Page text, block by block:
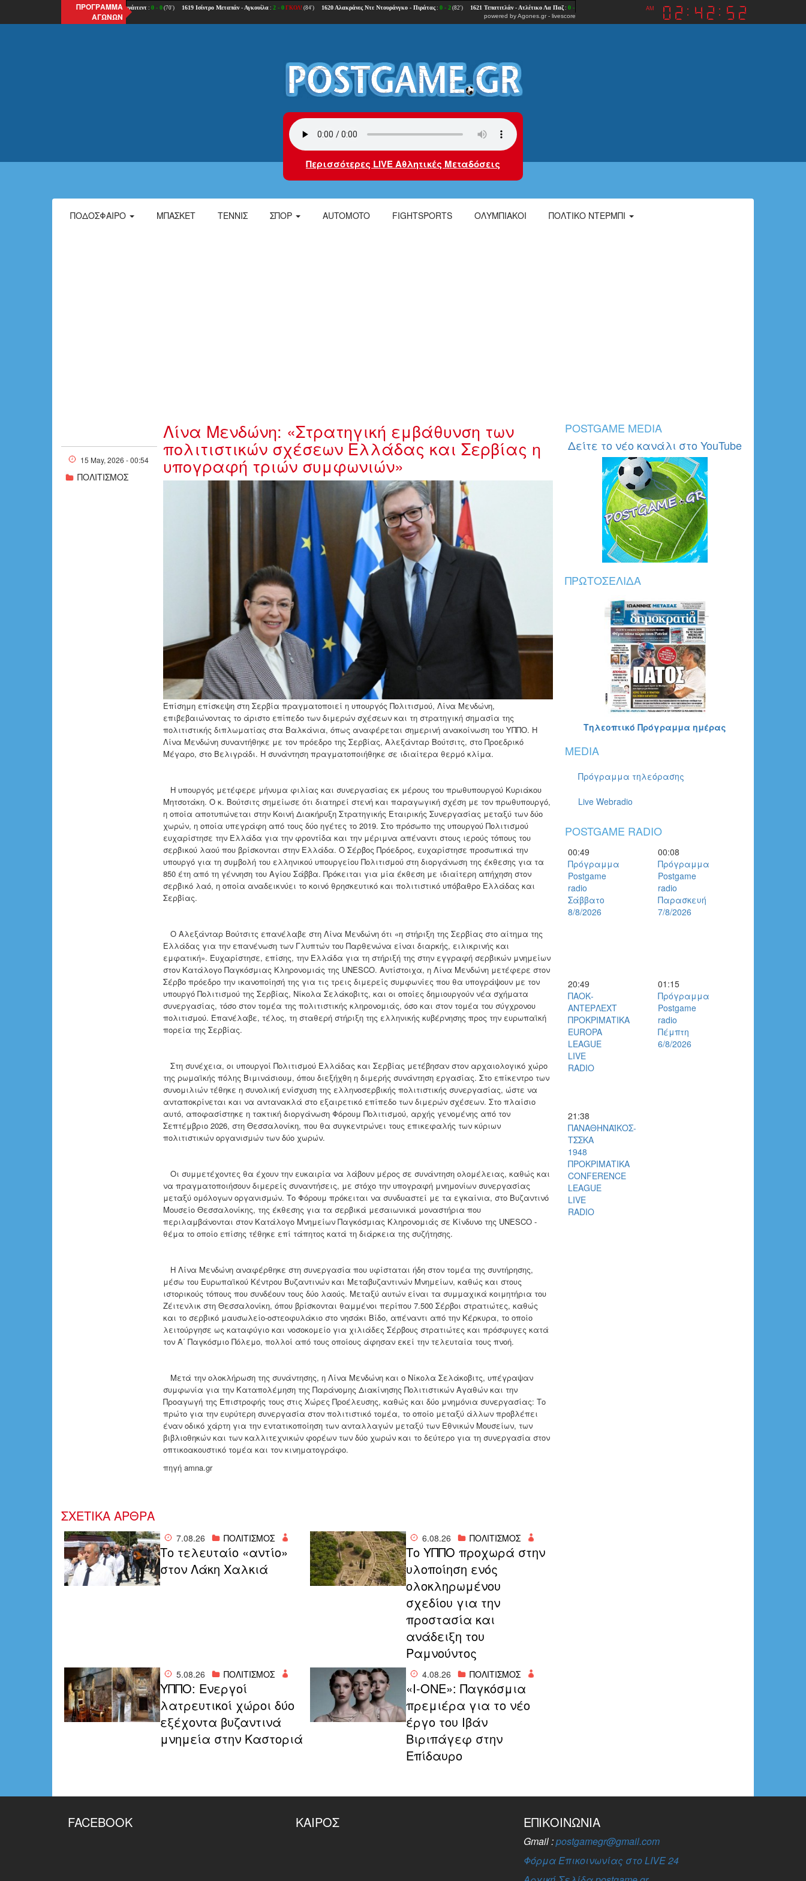
ΠΡΟΓΡΑΜΜΑ
ΑΓΩΝΩΝ
powered byAgones.gr- livescore
AM
Περισσότερες LIVE Αθλητικές Μεταδόσεις
ΠΟΔΌΣΦΑΙΡΟ ΜΠΆΣΚΕΤ ΤΈΝΝΙΣ ΣΠΟΡ AUTOMOTO FIGHTSPORTS ΟΛΥΜΠΙΑΚΟΙ ΠΟΛΤΙΚΌ ΝΤΈΡΜΠΙ
15 May, 2026 - 00:54
ΠΟΛΙΤΙΣΜΟΣ
Λίνα Μενδώνη: «Στρατηγική εμβάθυνση των
πολιτιστικών σχέσεων Ελλάδας και Σερβίας η
υπογραφή τριών συμφωνιών»
w14-195056.jpeg
Επίσημη επίσκεψη στη Σερβία πραγματοποιεί η υπουργός Πολιτισμού, Λίνα Μενδώνη,
επιβεβαιώνοντας το άριστο επίπεδο των διμερών σχέσεων και τη στρατηγική σημασία της
πολιτιστικής διπλωματίας στα Βαλκάνια, όπως αναφέρεται σημερινή ανακοίνωση του ΥΠΠΟ. Η
Λίνα Μενδώνη συναντήθηκε με τον πρόεδρο της Σερβίας, Αλεξάνταρ Βούτσιτς, στο Προεδρικό
Μέγαρο, στο Βελιγράδι. Η συνάντηση πραγματοποιήθηκε σε ιδιαίτερα θερμό κλίμα.
Η υπουργός μετέφερε μήνυμα φιλίας και συνεργασίας εκ μέρους του πρωθυπουργού Κυριάκου
Μητσοτάκη. Ο κ. Βούτσιτς σημείωσε ότι διατηρεί στενή και παραγωγική σχέση με τον πρωθυπουργό,
η οποία αποτυπώνεται στην Κοινή Διακήρυξη Στρατηγικής Εταιρικής Συνεργασίας μεταξύ των δύο
χωρών, η οποία υπεγράφη από τους δύο ηγέτες το 2019. Στο πρόσωπο της υπουργού Πολιτισμού
ευχαρίστησε την Ελλάδα για την φροντίδα και την μέριμνα απέναντι στους ιερούς τόπους του
σερβικού λαού που βρίσκονται στην Ελλάδα. Ο Σέρβος Πρόεδρος, ευχαρίστησε προσωπικά την
υπουργό για τη συμβολή του ελληνικού υπουργείου Πολιτισμού στη διοργάνωση της έκθεσης για τα
850 έτη από τη γέννηση του Αγίου Σάββα. Πρόκειται για μία έκθεση με ιδιαίτερη απήχηση στον
σερβικό λαό, η οποία αναδεικνύει το κοινό θρησκευτικό και πολιτιστικό υπόβαθρο Ελλάδας και
Σερβίας.
Ο Αλεξάνταρ Βούτσιτς επανέλαβε στη Λίνα Μενδώνη ότι «η στήριξη της Σερβίας στο αίτημα της
Ελλάδας για την επανένωση των Γλυπτών του Παρθενώνα είναι διαρκής, ειλικρινής και
εμφατική». Ευχαρίστησε, επίσης, την Ελλάδα για τη στήριξή της στην εγγραφή σερβικών μνημείων
στον Κατάλογο Παγκόσμιας Κληρονομιάς της UNESCO. Αντίστοιχα, η Λίνα Μενδώνη μετέφερε στον
Σέρβο πρόεδρο την ικανοποίησή της για τις τρεις διμερείς συμφωνίες που θα υπογράψουν με τον
υπουργό Πολιτισμού της Σερβίας, Νίκολα Σελάκοβιτς, και οι οποίες δημιουργούν νέα σχήματα
συνεργασίας, τόσο στον τομέα της πολιτιστικής κληρονομιάς, όσο και στον τομέα του σύγχρονου
πολιτισμού. Επανέλαβε, τέλος, τη σταθερή στήριξη της ελληνικής κυβέρνησης προς την ευρωπαϊκή
πορεία της Σερβίας.
Στη συνέχεια, οι υπουργοί Πολιτισμού Ελλάδας και Σερβίας μετέβησαν στον αρχαιολογικό χώρο
της ρωμαϊκής πόλης Βιμινάσιουμ, όπου διεξήχθη η διμερής συνάντηση εργασίας. Στο επίκεντρο των
συνομιλιών τέθηκε η συνολική ενίσχυση της ελληνοσερβικής πολιτιστικής συνεργασίας, ώστε να
ανταποκρίνεται και να αντανακλά στο εξαιρετικό επίπεδο των διμερών σχέσεων. Στο πλαίσιο
αυτό, αποφασίστηκε η τακτική διοργάνωση Φόρουμ Πολιτισμού, αρχής γενομένης από τον
Σεπτέμβριο 2026, στη Θεσσαλονίκη, που θα συγκεντρώνει τους επικεφαλής των κύριων
πολιτιστικών οργανισμών των δύο χωρών.
Οι συμμετέχοντες θα έχουν την ευκαιρία να λάβουν μέρος σε συνάντηση ολομέλειας, καθώς και
να πραγματοποιήσουν διμερείς συναντήσεις, με στόχο την υπογραφή μνημονίων συνεργασίας
μεταξύ ομόλογων οργανισμών. Το Φόρουμ πρόκειται να συνδυαστεί με τα εγκαίνια, στο Βυζαντινό
Μουσείο Θεσσαλονίκης, της έκθεσης για τα σερβικά μεσαιωνικά μοναστήρια που
περιλαμβάνονται στον Κατάλογο Μνημείων Παγκόσμιας Κληρονομιάς σε Κίνδυνο της UNESCO -
θέμα το οποίο επίσης τέθηκε επί τάπητος κατά τη διάρκεια της συζήτησης.
Η Λίνα Μενδώνη αναφέρθηκε στη συνεργασία που υφίσταται ήδη στον τομέα της συντήρησης,
μέσω του Ευρωπαϊκού Κέντρου Βυζαντινών και Μεταβυζαντινών Μνημείων, καθώς και στους
ιστορικούς τόπους που συνδέουν τους δύο λαούς. Μεταξύ αυτών είναι τα συμμαχικά κοιμητήρια του
Ζέιτενλικ στη Θεσσαλονίκη, όπου βρίσκονται θαμμένοι περίπου 7.500 Σέρβοι στρατιώτες, καθώς
και το σερβικό μαυσωλείο-οστεοφυλάκιο στο νησάκι Βίδο, απέναντι από την Κέρκυρα, το οποίο
λειτούργησε ως καταφύγιο και νοσοκομείο για χιλιάδες Σέρβους στρατιώτες και πρόσφυγες κατά
τον Α΄ Παγκόσμιο Πόλεμο, πολλοί από τους οποίους άφησαν εκεί την τελευταία τους πνοή.
Μετά την ολοκλήρωση της συνάντησης, η Λίνα Μενδώνη και ο Νίκολα Σελάκοβιτς, υπέγραψαν
συμφωνία για την Καταπολέμηση της Παράνομης Διακίνησης Πολιτιστικών Αγαθών και την
Προαγωγή της Επιστροφής τους στις Χώρες Προέλευσης, καθώς και δύο μνημόνια συνεργασίας: Το
πρώτο για την ευρύτερη συνεργασία στον πολιτιστικό τομέα, το οποίο μεταξύ άλλων προβλέπει
έναν οδικό χάρτη για την εντατικοποίηση των ανταλλαγών μεταξύ των Εθνικών Μουσείων, των
βιβλιοθηκών και των καλλιτεχνικών φορέων των δύο χωρών και το δεύτερο για τη συνεργασία στον
οπτικοακουστικό τομέα και τον κινηματογράφο.
πηγή amna.gr
ΣΧΕΤΙΚΑ ΑΡΘΡΑ
7.08.26 ΠΟΛΙΤΙΣΜΟΣ
Το τελευταίο «αντίο»
στον Λάκη Χαλκιά
6.08.26 ΠΟΛΙΤΙΣΜΟΣ
Το ΥΠΠΟ προχωρά στην
υλοποίηση ενός
ολοκληρωμένου
σχεδίου για την
προστασία και
ανάδειξη του
Ραμνούντος
5.08.26 ΠΟΛΙΤΙΣΜΟΣ
ΥΠΠΟ: Ενεργοί
λατρευτικοί χώροι δύο
εξέχοντα βυζαντινά
μνημεία στην Καστοριά
4.08.26 ΠΟΛΙΤΙΣΜΟΣ
«I-ONE»: Παγκόσμια
πρεμιέρα για το νέο
έργο του Ιβάν
Βιριπάγεφ στην
Επίδαυρο
POSTGAME MEDIA
Δείτε το νέο κανάλι στο YouTube
ΠΡΩΤΟΣΈΛΙΔΑ
Τηλεοπτικό Πρόγραμμα ημέρας
MEDIA
Πρόγραμμα τηλεόρασης
Live Webradio
POSTGAME RADIO
00:49
Πρόγραμμα
Postgame
radio
Σάββατο
8/8/2026
00:08
Πρόγραμμα
Postgame
radio
Παρασκευή
7/8/2026
20:49
ΠΑΟΚ-
ΑΝΤΕΡΛΕΧΤ
ΠΡΟΚΡΙΜΑΤΙΚΑ
EUROPA
LEAGUE
LIVE
RADIO
01:15
Πρόγραμμα
Postgame
radio
Πέμπτη
6/8/2026
21:38
ΠΑΝΑΘΗΝΑΪΚΟΣ-
ΤΣΣΚΑ
1948
ΠΡΟΚΡΙΜΑΤΙΚΑ
CONFERENCE
LEAGUE
LIVE
RADIO
FACEBOOK ΚΑΙΡΌΣ ΕΠΙΚΟΙΝΩΝΊΑ
Gmail :postgamegr@gmail.com
Φόρμα Επικοινωνίας στο LIVE 24